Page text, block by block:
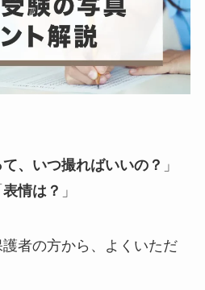
、いつ撮ればいいの？ 」
表情は？ 」
者の方から、よくいただ